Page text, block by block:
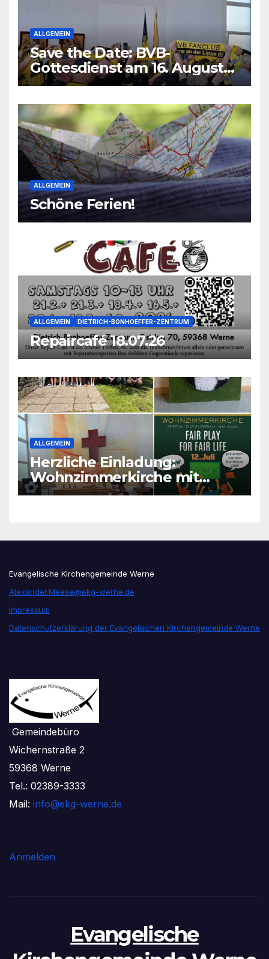
ALLGEMEIN
Save the Date: BVB-
Gottesdienst am 16. August
2026
ALLGEMEIN
Schöne Ferien!
ALLGEMEIN DIETRICH-BONHOEFFER-ZENTRUM
Repaircafé 18.07.26
ALLGEMEIN
Herzliche Einladung:
Wohnzimmerkirche mit
unseren Konfis
Evangelische Kirchengemeinde Werne
Alexander.Meese@ekg-werne.de
Impressum
Datenschutzerklärung der Evangelischen Kirchengemeinde Werne
Gemeindebüro
Wichernstraße 2
59368 Werne
Tel.: 02389-3333
Mail: info@ekg-werne.de
Anmelden
Evangelische